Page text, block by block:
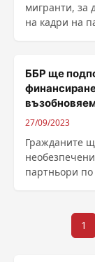
мигранти, за
на кадри на
ББР ще
27/09/2023
Гражданите
партньори
Разделяне
1